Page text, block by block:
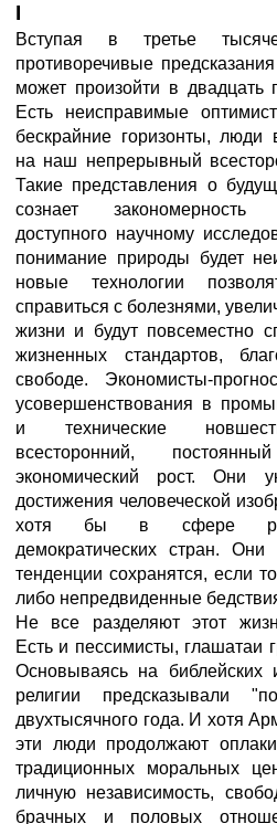
I
Вступая в третье
противоречивые
может произойти в
Есть неисправимые
бескрайние горизонты, люди
на наш непрерывный
Такие представления о
сознает
доступного научному
понимание природы будет
новые технологии
справиться с болезнями,
жизни и будут повсеместно
жизненных стандартов,
свободе. Экономисты-
усовершенствования в
и технические
всесторонний,
экономический рост. Они
достижения человеческой
хотя бы в сфере
демократических стран. Они
тенденции сохранятся, если
либо непредвиденные
Не все разделяют этот
Есть и пессимисты, глашатаи
Основываясь на библейских
религии предсказывали
двухтысячного года. И хотя
эти люди продолжают
традиционных моральных
личную независимость,
брачных и половых